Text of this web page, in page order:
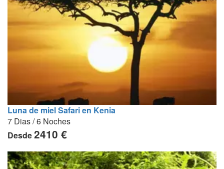
Luna de miel Safari en Kenia
7 Dias / 6 Noches
Desde2410 €